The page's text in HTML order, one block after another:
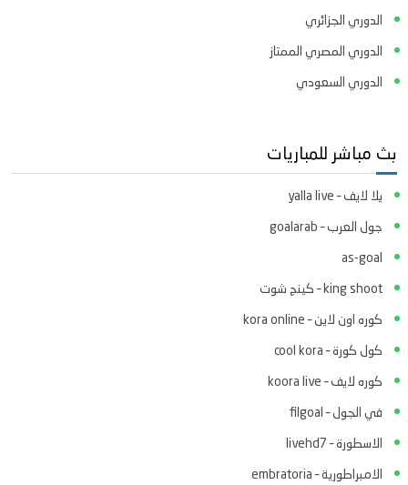
الدوري الجزائري
الدوري المصري الممتاز
الدوري السعودي
بث مباشر للمباريات
يلا لايف – yalla live
جول العرب – goalarab
as-goal
king shoot – كينج شوت
كوره اون لاين – kora online
كول كورة – cool kora
كوره لايف – koora live
في الجول – filgoal
الاسطورة – livehd7
الامبراطورية – embratoria